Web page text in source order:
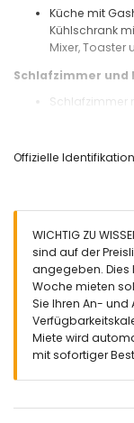
Küche mit
Kühlschrank
Mixer, Toaster
Schlafzimmer und
Schlafzimmer
Eigenes
Außenbereich der
eingezäuntes
nierenförmiger
5m und 2m tief
schöner
mit Liegen
2 Terrassen,
Grill
Außen-
privater,
Weitere
Offizielle
WICHTIG ZU
sind auf der
angegeben. Dies
Woche mieten
Sie Ihren An-
Miete wird
mit sofortiger